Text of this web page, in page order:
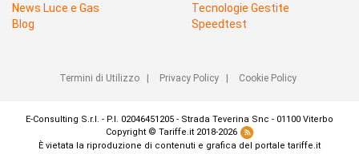
News Luce e Gas
Blog
Tecnologie Gestite
Speedtest
Termini di Utilizzo| Privacy Policy| Cookie Policy
E-Consulting S.r.l. - P.I. 02046451205 - Strada Teverina Snc - 01100 Viterbo
Copyright © Tariffe.it 2018-2026
È vietata la riproduzione di contenuti e grafica del portale tariffe.it